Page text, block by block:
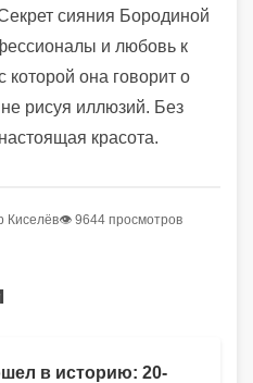
сияния Бородиной
и любовь к
которой она говорит о
рисуя иллюзий. Без
красота.
Киселёв👁 9644 просмотров
в историю: 20-